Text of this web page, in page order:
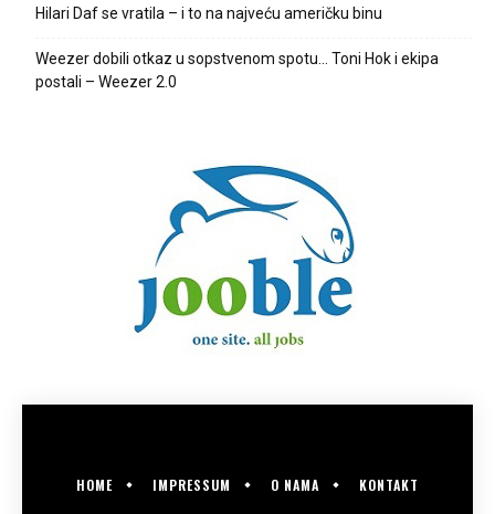
Hilari Daf se vratila – i to na najveću američku binu
Weezer dobili otkaz u sopstvenom spotu… Toni Hok i ekipa
postali – Weezer 2.0
HOME IMPRESSUM O NAMA KONTAKT